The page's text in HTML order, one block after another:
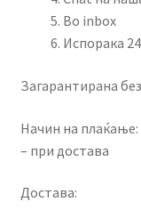
Во inbox
Испорака
Загарантирана
Начин на плаќање:
– при достава
Достава: